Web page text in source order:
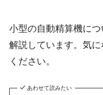
小型の自動精算機に
解説しています。気
ください。
あわせて読みたい